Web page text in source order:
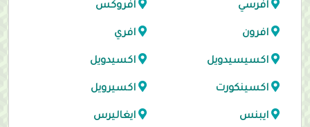
افرسي افروكس
افرون افري
اكسيسيدويل اكسيدويل
اكسينكورت اكسيرويل
ايبنس ايغاليرس